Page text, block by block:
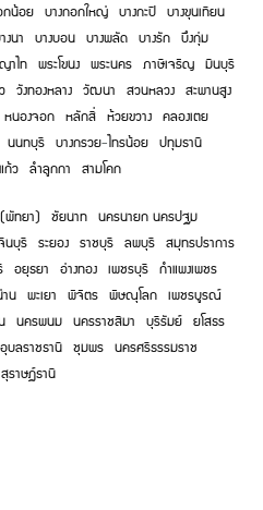
กน้อย บางกอกใหญ่ บางกะปิ บางขุนเทียน
งนา บางบอน บางพลัด บางรัก บึงกุ่ม
าไท พระโขนง พระนคร ภาษีเจริญ มีนบุรี
วังทองหลาง วัฒนา สวนหลวง สะพานสูง
หนองจอก หลักสี่ ห้วยขวาง คลองเตย
นนทบุรี บางกรวย-ไทรน้อย ปทุมธานี
ก้ว ลำลูกกา สามโคก
พัทยา) ชัยนาท นครนายกนครปฐม
นบุรี ระยอง ราชบุรี ลพบุรี สมุทรปราการ
อยุธยา อ่างทอง เพชรบุรี กำแพงเพชร
น พะเยา พิจิตร พิษณุโลก เพชรบูรณ์
นครพนม นครราชสีมา บุรีรัมย์ ยโสธร
อุบลราชธานี ชุมพร นครศรีธรรมราช
สุราษฏ์ธานี